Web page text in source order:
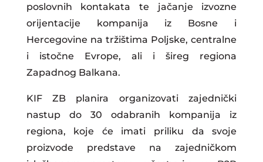
poslovnih kontakata te jačanje izvozne
orijentacije kompanija iz Bosne i
Hercegovine na tržištima Poljske, centralne
i istočne Evrope, ali i šireg regiona
Zapadnog Balkana.
KIF ZB planira organizovati zajednički
nastup do 30 odabranih kompanija iz
regiona, koje će imati priliku da svoje
proizvode predstave na zajedničkom